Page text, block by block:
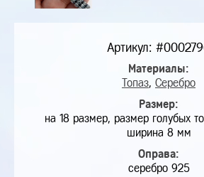
Артикул:
Материалы:
Топаз, Серебро
Размер:
на 18 размер, размер голубых
ширина 8 мм
Оправа:
серебро 925